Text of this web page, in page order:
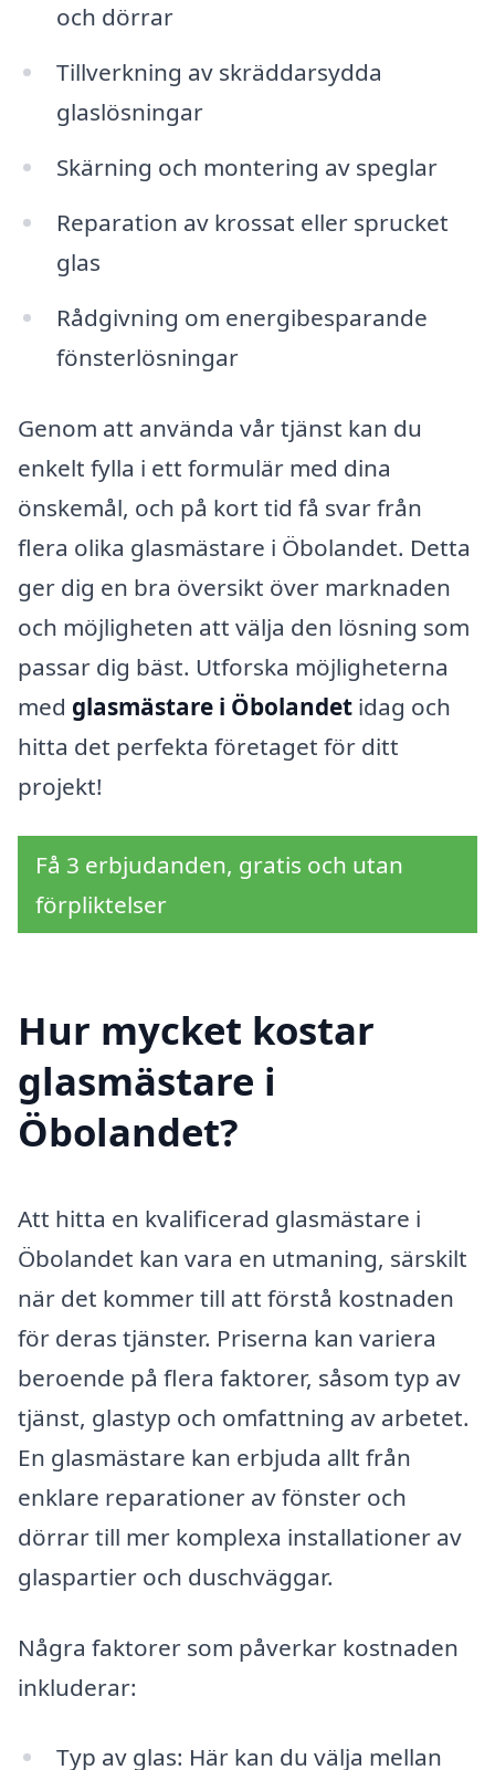
och dörrar
Tillverkning av skräddarsydda
glaslösningar
Skärning och montering av speglar
Reparation av krossat eller sprucket
glas
Rådgivning om energibesparande
fönsterlösningar
Genom att använda vår tjänst kan du
enkelt fylla i ett formulär med dina
önskemål, och på kort tid få svar från
flera olika glasmästare i Öbolandet. Detta
ger dig en bra översikt över marknaden
och möjligheten att välja den lösning som
passar dig bäst. Utforska möjligheterna
med glasmästare i Öbolandet idag och
hitta det perfekta företaget för ditt
projekt!
Få 3 erbjudanden, gratis och utan
förpliktelser
Hur mycket kostar
glasmästare i
Öbolandet?
Att hitta en kvalificerad glasmästare i
Öbolandet kan vara en utmaning, särskilt
när det kommer till att förstå kostnaden
för deras tjänster. Priserna kan variera
beroende på flera faktorer, såsom typ av
tjänst, glastyp och omfattning av arbetet.
En glasmästare kan erbjuda allt från
enklare reparationer av fönster och
dörrar till mer komplexa installationer av
glaspartier och duschväggar.
Några faktorer som påverkar kostnaden
inkluderar:
Typ av glas: Här kan du välja mellan